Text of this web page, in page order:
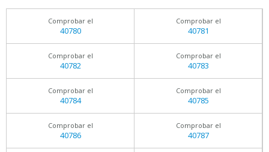
Comprobar el
40780
Comprobar el
40781
Comprobar el
40782
Comprobar el
40783
Comprobar el
40784
Comprobar el
40785
Comprobar el
40786
Comprobar el
40787